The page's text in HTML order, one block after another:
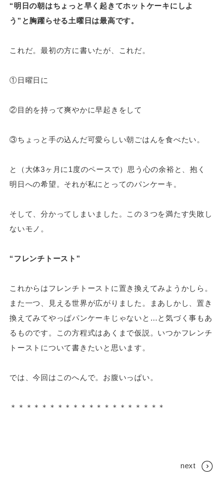
“明日の朝はちょっと早く起きてホットケーキにしよ
う”と胸躍らせる土曜日は最高です。
これだ。最初の方に書いたが、これだ。
①日曜日に
②目的を持って爽やかに早起きをして
③ちょっと手の込んだ可愛らしい朝ごはんを食べたい。
と（大体3ヶ月に1度のペースで）思う心の余裕と、抱く
明日への希望。それが私にとってのパンケーキ。
そして、分かってしまいました。この３つを満たす失敗し
ないモノ。
“フレンチトースト”
これからはフレンチトーストに置き換えてみようかしら。
また一つ、見える世界が広がりました。まあしかし、置き
換えてみてやっぱパンケーキじゃないと…と気づく事もあ
るものです。この方程式はあくまで仮説。いつかフレンチ
トーストについて書きたいと思います。
では、今回はこのへんで。お腹いっぱい。
＊＊＊＊＊＊＊＊＊＊＊＊＊＊＊＊＊＊＊＊
next